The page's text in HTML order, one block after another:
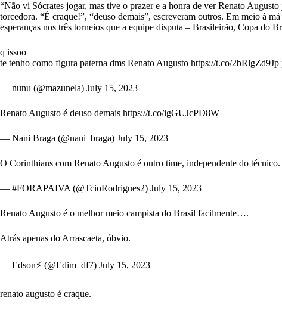
“Não vi Sócrates jogar, mas tive o prazer e a honra de ver Renato
torcedora. “É craque!”, “deuso demais”, escreveram outros. Em meio à
esperanças nos três torneios que a equipe disputa – Brasileirão, Copa do
q issoo
te tenho como figura paterna dms Renato Augusto https://t.co/2bRlgZd9Jp
— nunu (@mazunela) July 15, 2023
Renato Augusto é deuso demais https://t.co/igGUJcPD8W
— Nani Braga (@nani_braga) July 15, 2023
O Corinthians com Renato Augusto é outro time, independente do técnico.
— #FORAPAIVA (@TcioRodrigues2) July 15, 2023
Renato Augusto é o melhor meio campista do Brasil facilmente….
Atrás apenas do Arrascaeta, óbvio.
— Edson⚡ (@Edim_df7) July 15, 2023
renato augusto é craque.